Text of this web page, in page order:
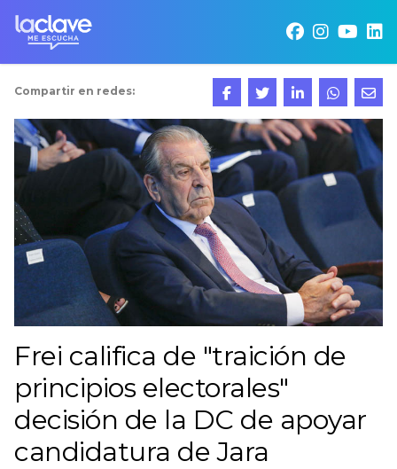
Compartir en redes:
Frei califica de "traición de
principios electorales"
decisión de la DC de apoyar
candidatura de Jara